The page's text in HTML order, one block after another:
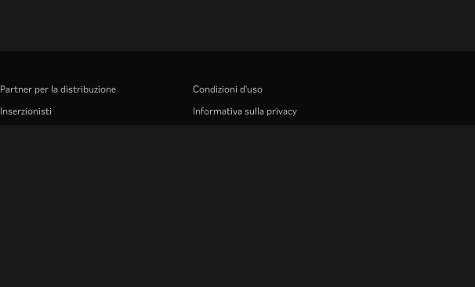
Partner per la distribuzione
Inserzionisti
Condizioni d'uso
Informativa sulla privacy